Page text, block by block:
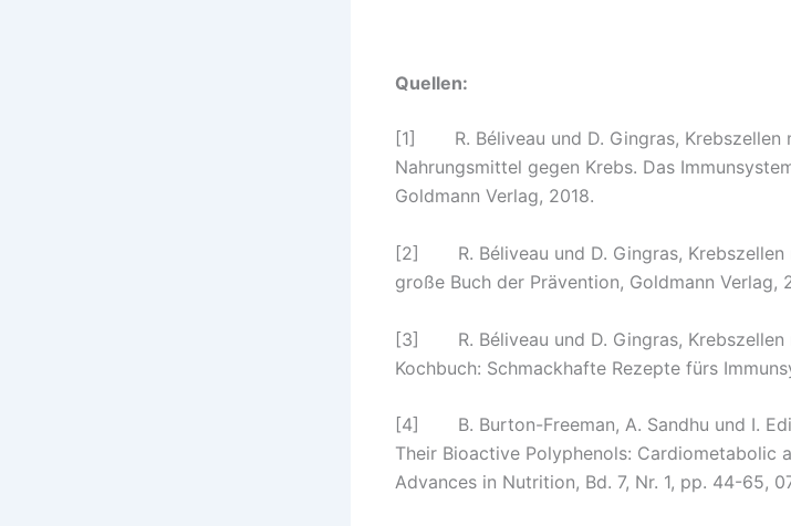
Quellen:
[1] R. Béliveau und D. Gingras, Krebszellen
Nahrungsmittel gegen Krebs. Das
Goldmann Verlag, 2018.
[2] R. Béliveau und D. Gingras, Krebszellen
große Buch der Prävention, Goldmann Verlag,
[3] R. Béliveau und D. Gingras, Krebszellen
Kochbuch: Schmackhafte Rezepte fürs
[4] B. Burton-Freeman, A. Sandhu und I.
Their Bioactive Polyphenols: Cardiometabolic
Advances in Nutrition, Bd. 7, Nr. 1, pp. 44-65,